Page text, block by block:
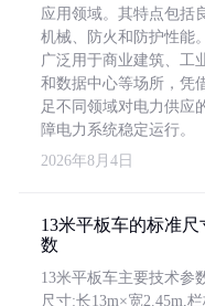
应用领域。其特点包括
机械、防火和防护性能
广泛用于商业建筑、工
和数据中心等场所，凭
足不同领域对电力供应
障电力系统稳定运行。
2026年8月4日
13米平板车的标准尺
数
13米平板车主要技术参
尺寸:长13m×宽2.45m,